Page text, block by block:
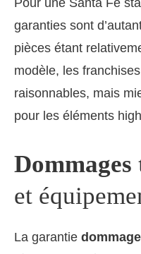
Pour une Santa Fe
garanties sont
pièces étant
modèle, les
raisonnables, mais
pour les éléments
Dom­mages
et
La garantie